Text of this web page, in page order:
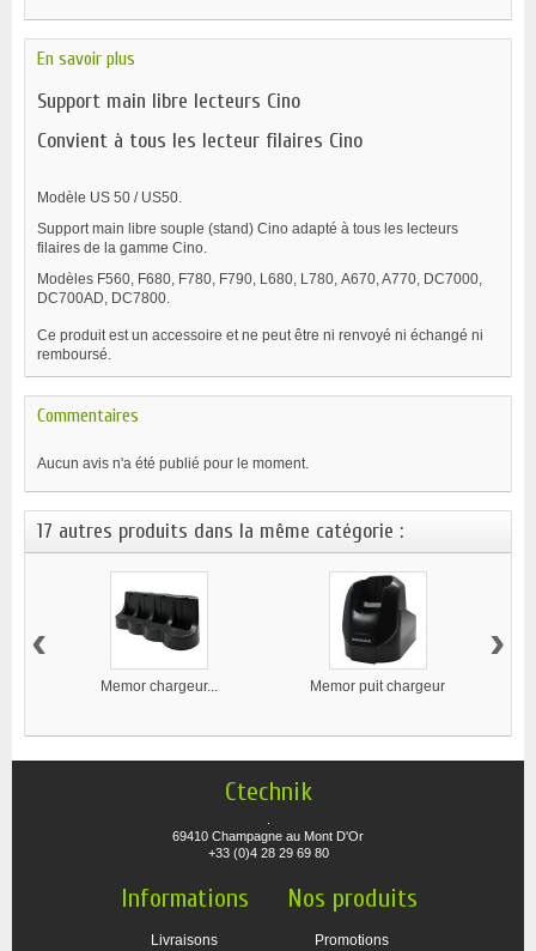
En savoir plus
Support main libre lecteurs Cino
Convient à tous les lecteur filaires Cino
Modèle US 50 / US50.
Support main libre souple (stand) Cino adapté à tous les lecteurs
filaires de la gamme Cino.
Modèles F560, F680, F780, F790, L680, L780, A670, A770, DC7000,
DC700AD, DC7800.
Ce produit est un accessoire et ne peut être ni renvoyé ni échangé ni
remboursé.
Commentaires
Aucun avis n'a été publié pour le moment.
17 autres produits dans la même catégorie :
Memor chargeur... Memor puit chargeur
‹ ›
Ctechnik
69410 Champagne au Mont D'Or
+33 (0)4 28 29 69 80
Informations
Livraisons
Nos produits
Promotions